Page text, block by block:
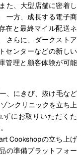
た、大型店舗に密着し
一方、成長する電子商
在と最終マイル配送ネ
さらに、ダークストア
センターなどの新しい
管理と顧客体験が可能
、にきび、抜け毛など
ンクリニックを立ち上
にお取りいただくた
Cookshopの立ち上げ
の準備プラットフォー